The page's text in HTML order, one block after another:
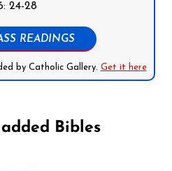
24-28
READINGS
by Catholic Gallery. Get it here
Bibles